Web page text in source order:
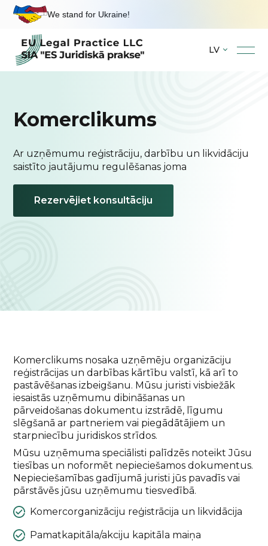
We stand for Ukraine!
LV
Komerclikums
Ar uzņēmumu reģistrāciju, darbību un likvidāciju
saistīto jautājumu regulēšanas joma
Rezervējiet konsultāciju
Komerclikums nosaka uzņēmēju organizāciju
reģistrācijas un darbības kārtību valstī, kā arī to
pastāvēšanas izbeigšanu. Mūsu juristi visbiežāk
iesaistās uzņēmumu dibināšanas un
pārveidošanas dokumentu izstrādē, līgumu
slēgšanā ar partneriem vai piegādātājiem un
starpniecību juridiskos strīdos.
Mūsu uzņēmuma speciālisti palīdzēs noteikt Jūsu
tiesības un noformēt nepieciešamos dokumentus.
Nepieciešamības gadījumā juristi jūs pavadīs vai
pārstāvēs jūsu uzņēmumu tiesvedībā.
Komercorganizāciju reģistrācija un likvidācija
Pamatkapitāla/akciju kapitāla maiņa